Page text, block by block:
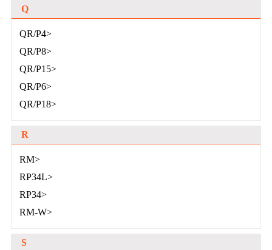
Q
QR/P4>
QR/P8>
QR/P15>
QR/P6>
QR/P18>
R
RM>
RP34L>
RP34>
RM-W>
S